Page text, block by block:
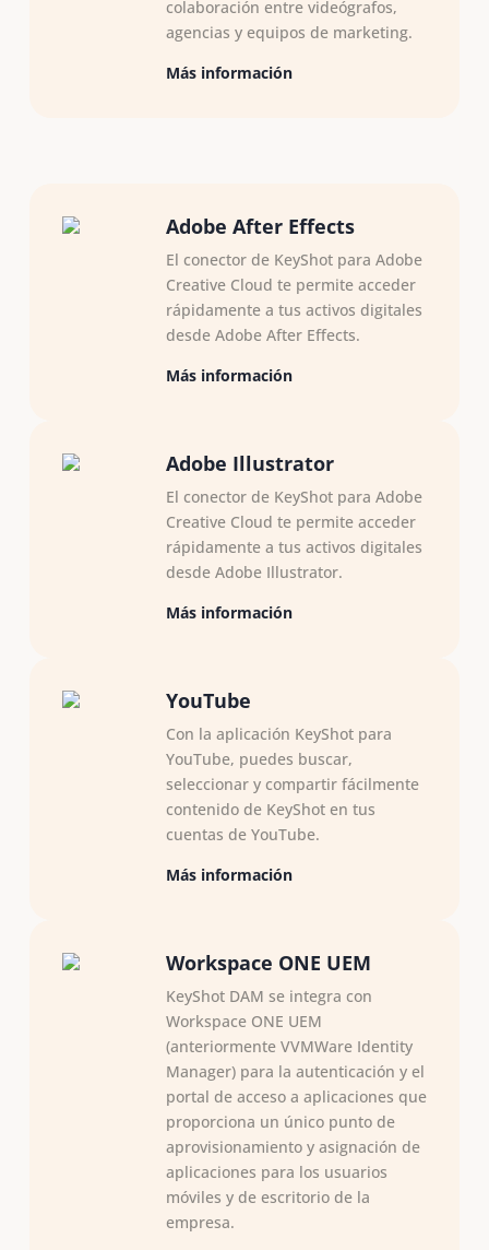
colaboración entre videógrafos,
agencias y equipos de marketing.
Más información
Adobe After Effects
El conector de KeyShot para Adobe
Creative Cloud te permite acceder
rápidamente a tus activos digitales
desde Adobe After Effects.
Más información
Adobe Illustrator
El conector de KeyShot para Adobe
Creative Cloud te permite acceder
rápidamente a tus activos digitales
desde Adobe Illustrator.
Más información
YouTube
Con la aplicación KeyShot para
YouTube, puedes buscar,
seleccionar y compartir fácilmente
contenido de KeyShot en tus
cuentas de YouTube.
Más información
Workspace ONE UEM
KeyShot DAM se integra con
Workspace ONE UEM
(anteriormente VVMWare Identity
Manager) para la autenticación y el
portal de acceso a aplicaciones que
proporciona un único punto de
aprovisionamiento y asignación de
aplicaciones para los usuarios
móviles y de escritorio de la
empresa.